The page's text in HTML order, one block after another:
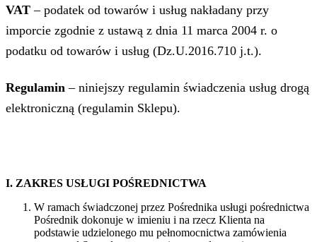
VAT – podatek od towarów i usług nakładany przy
imporcie zgodnie z ustawą z dnia 11 marca 2004 r. o
podatku od towarów i usług (Dz.U.2016.710 j.t.).
Regulamin – niniejszy regulamin świadczenia usług drogą
elektroniczną (regulamin Sklepu).
I. ZAKRES USŁUGI POŚREDNICTWA
W ramach świadczonej przez Pośrednika usługi pośrednictwa
Pośrednik dokonuje w imieniu i na rzecz Klienta na
podstawie udzielonego mu pełnomocnictwa zamówienia